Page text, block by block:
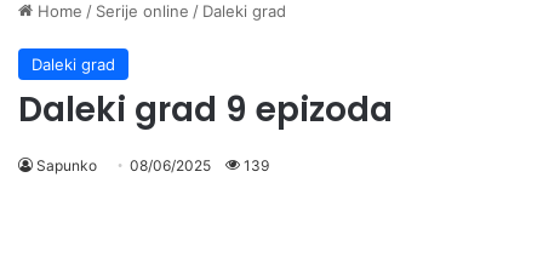
Home / Serije online / Daleki grad
Daleki grad
Daleki grad 9 epizoda
Sapunko 08/06/2025 139